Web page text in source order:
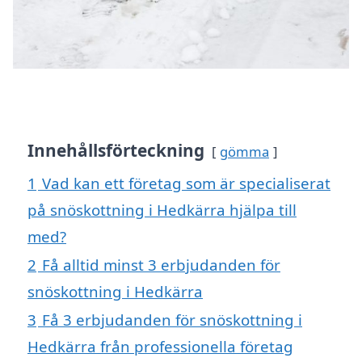
Innehållsförteckning gömma
1 Vad kan ett företag som är specialiserat
på snöskottning i Hedkärra hjälpa till
med?
2 Få alltid minst 3 erbjudanden för
snöskottning i Hedkärra
3 Få 3 erbjudanden för snöskottning i
Hedkärra från professionella företag